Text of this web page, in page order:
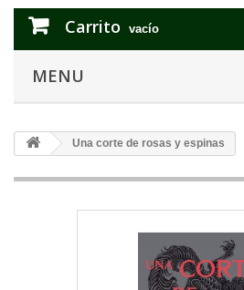
Carrito vacío
MENU
Una corte de rosas y espinas